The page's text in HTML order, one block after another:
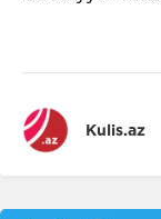
Kulis.az